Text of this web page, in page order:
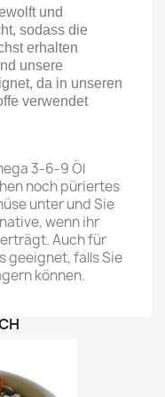
und
sodass die
erhalten
unsere
da in unseren
verwendet
3-6-9 Öl
noch püriertes
unter und Sie
wenn ihr
Auch für
geeignet, falls Sie
können.